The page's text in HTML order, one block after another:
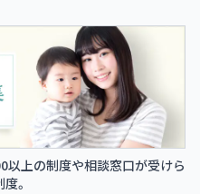
上の制度や相談窓口が受けら
。